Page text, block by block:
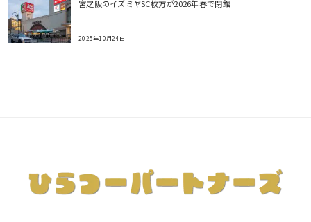
宮之阪のイズミヤSC枚方が2026年春で閉館
2025年10月24日